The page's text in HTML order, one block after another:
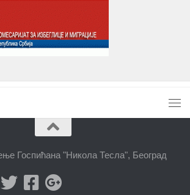
Госпићана "Никола Тесла", Београд